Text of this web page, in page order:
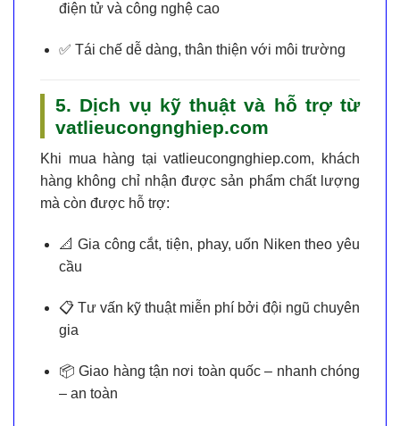
điện tử và công nghệ cao
✅ Tái chế dễ dàng, thân thiện với môi trường
5. Dịch vụ kỹ thuật và hỗ trợ từ
vatlieucongnghiep.com
Khi mua hàng tạivatlieucongnghiep.com, khách
hàng không chỉ nhận được sản phẩm chất lượng
mà còn được hỗ trợ:
📐Gia công cắt, tiện, phay, uốn Niken theo yêu
cầu
📋 Tư vấn kỹ thuật miễn phíbởi đội ngũ chuyên
gia
📦Giao hàng tận nơi toàn quốc – nhanh chóng
– an toàn